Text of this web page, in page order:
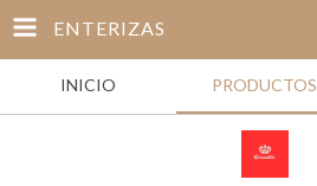
ENTERIZAS
INICIO PRODUCTOS